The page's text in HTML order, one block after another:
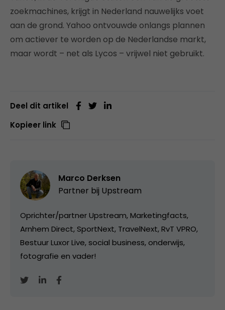
zoekmachines, krijgt in Nederland nauwelijks voet
aan de grond. Yahoo ontvouwde onlangs plannen
om actiever te worden op de Nederlandse markt,
maar wordt – net als Lycos – vrijwel niet gebruikt.
Deel dit artikel
Kopieer link
Marco Derksen
Partner bij Upstream
Oprichter/partner Upstream, Marketingfacts,
Arnhem Direct, SportNext, TravelNext, RvT VPRO,
Bestuur Luxor Live, social business, onderwijs,
fotografie en vader!